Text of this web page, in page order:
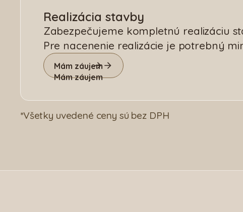
Realizácia stavby
Zabezpečujeme kompletnú realizáciu
Pre nacenenie realizácie je potrebný
Mám záujem
Mám záujem
*Všetky uvedené ceny sú bez DPH